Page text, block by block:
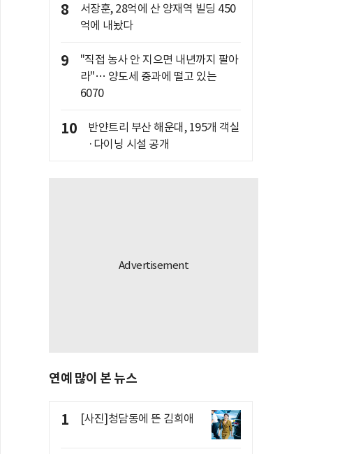
8
서장훈, 28억에 산 양재역 빌딩 450
억에 내놨다
9
"직접 농사 안 지으면 내년까지 팔아
라"… 양도세 중과에 떨고 있는
6070
10
반얀트리 부산 해운대, 195개 객실
·다이닝 시설 공개
연예 많이 본 뉴스
1 [사진]청담동에 뜬 김희애